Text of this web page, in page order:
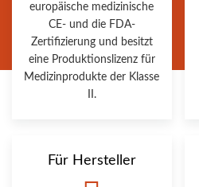
europäische medizinische
CE- und die FDA-
Zertifizierung und besitzt
eine Produktionslizenz für
Medizinprodukte der Klasse
II.
Für Hersteller